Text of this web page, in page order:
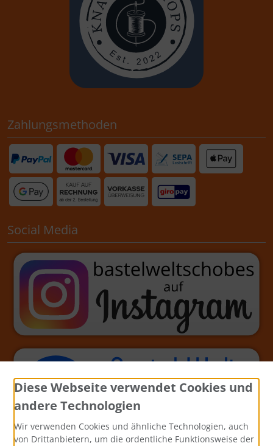
Zahlungsmethoden
Social Media
Diese Webseite verwendet Cookies und
andere Technologien
Wir verwenden Cookies und ähnliche Technologien, auch
von Drittanbietern, um die ordentliche Funktionsweise der